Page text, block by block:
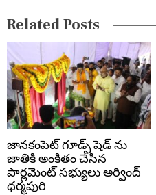
o
Related Posts
జానకంపెట్ గూడ్స్ షెడ్ ను
జాతికి అంకితం చేసిన
పార్లమెంట్ సభ్యులు అర్వింద్
ధర్మపురి